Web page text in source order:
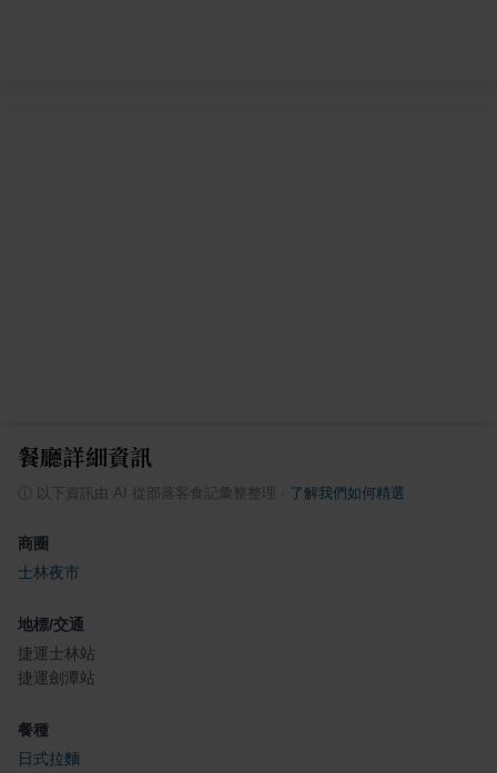
餐廳詳細資訊
以下資訊由 AI 從部落客食記彙整整理 了解我們如何精選
商圈
士林夜市
地標/交通
捷運士林站
捷運劍潭站
餐種
日式拉麵